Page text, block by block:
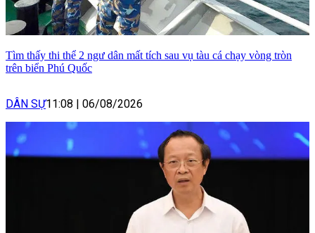
Tìm thấy thi thể 2 ngư dân mất tích sau vụ tàu cá chạy vòng tròn
trên biển Phú Quốc
DÂN SỰ11:08 06/08/2026